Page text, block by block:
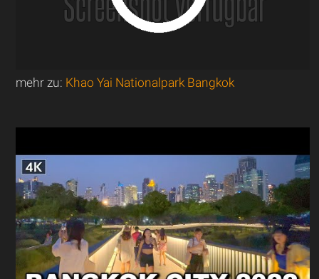
mehr zu: Khao Yai Nationalpark Bangkok